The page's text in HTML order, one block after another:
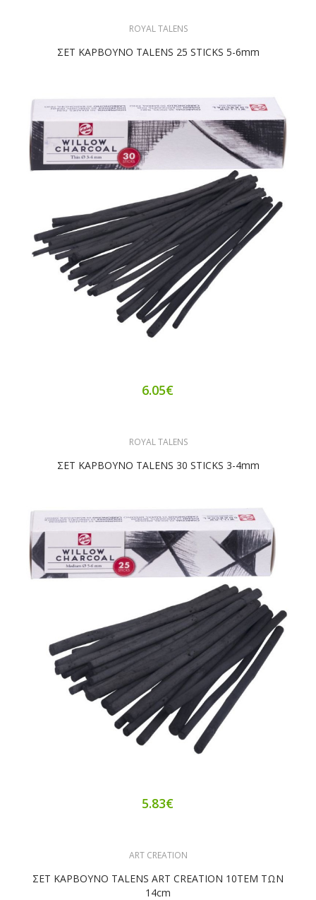
ROYAL TALENS
ΣΕΤ ΚΑΡΒΟΥΝΟ TALENS 25 STICKS 5-6mm
6.05€
ROYAL TALENS
ΣΕΤ ΚΑΡΒΟΥΝΟ TALENS 30 STICKS 3-4mm
5.83€
ART CREATION
ΣΕΤ ΚΑΡΒΟΥΝΟ TALENS ART CREATION 10ΤΕΜ ΤΩΝ
14cm